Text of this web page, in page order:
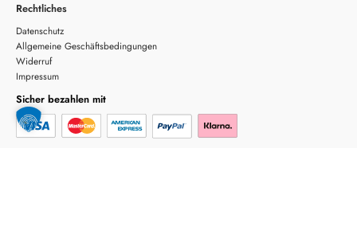
Rechtliches
Datenschutz
Allgemeine Geschäftsbedingungen
Widerruf
Impressum
Sicher bezahlen mit